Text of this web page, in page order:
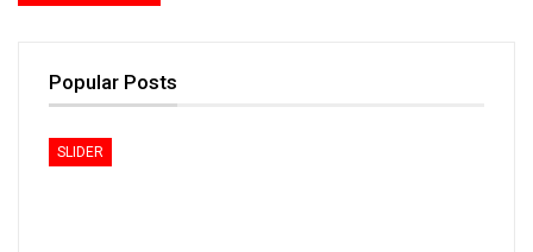
Popular Posts
SLIDER